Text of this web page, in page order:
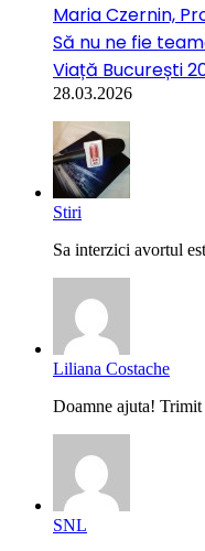
Maria Czernin,
Să nu ne fie
Viață București
28.03.2026
Stiri
Sa interzici avortul
Liliana Costache
Doamne ajuta!
SNL